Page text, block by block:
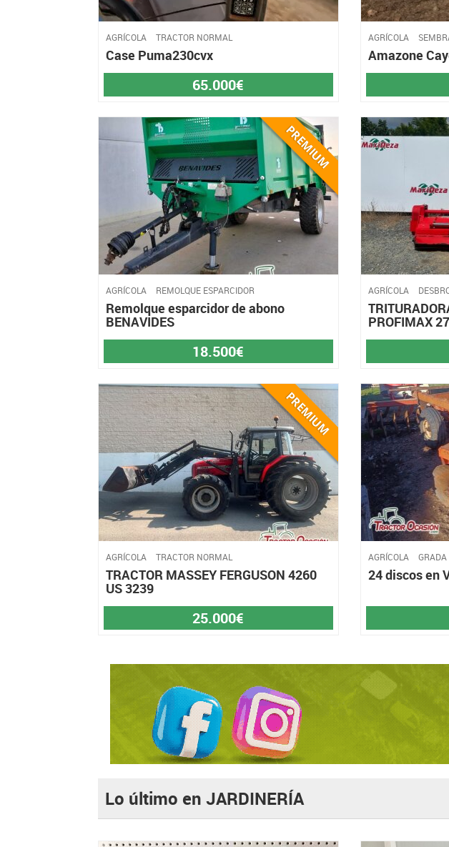
AGRÍCOLA TRACTOR NORMAL
Case Puma230cvx
65.000€
AGRÍCOLA
Amazone
AGRÍCOLA REMOLQUE ESPARCIDOR
Remolque esparcidor de abono
BENAVIDES
18.500€
AGRÍCOLA
PROFIMAX
AGRÍCOLA TRACTOR NORMAL
TRACTOR MASSEY FERGUSON 4260
US 3239
25.000€
AGRÍCOLA GRADA
24 discos en
Lo último en JARDINERÍA